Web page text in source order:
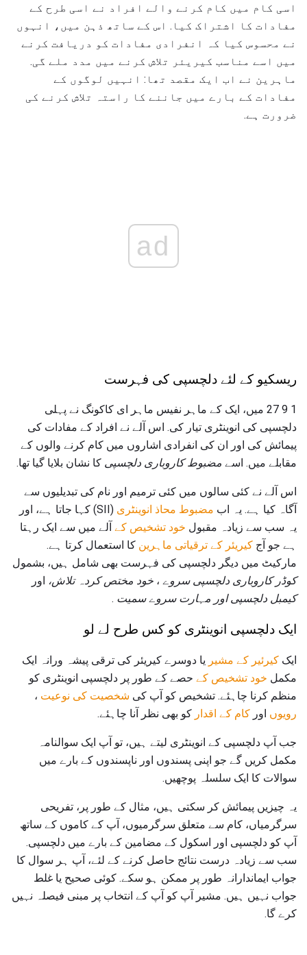
اسی کام میں کام کرنے والے افراد نے اسی طرح کے
مفادات کا اشتراک کیا. اس کے ساتھ ذہن میں، انہوں
نے محسوس کیا کہ انفرادی مفادات کو دریافت کرنے
میں اسے مناسب کیریئر تلاش کرنے میں مدد ملے گی.
ماہرین نے اب ایک مقصد تھا: انہیں لوگوں کے
مفادات کے بارے میں جاننے کا راستہ تلاش کرنے کی
ضرورت ہے.
ad
ریسکیو کے لئے دلچسپی کی فہرست
1 9 27 میں، ایک کے ماہر نفیس ماہر ای کاکونگ نے پہلی
دلچسپی کی انوینٹری تیار کی. اس آلے نے افراد کے مفادات کی
پیمائش کی اور ان کی انفرادی اشاروں میں کام کرنے والوں کے
مقابلے میں. اسے مضبوط کاروباری دلچسپی کا نشان بلایا گیا تھا.
اس آلے نے کئی سالوں میں کئی ترمیم اور نام کی تبدیلیوں سے
آگاہ کیا ہے. یہ اب مضبوط محاذ انوینٹری
(SII) کہا جاتا ہے، اور
یہ سب سے زیادہ مقبول خود تشخیص کے آلے میں سے ایک رہتا
ہے جو آج کیریئر کے ترقیاتی ماہرین کا استعمال کرتا ہے.
مارکیٹ میں دیگر دلچسپی کی فہرست بھی شامل ہیں، بشمول
کوڈر کاروباری دلچسپی سروے ، خود مختص کردہ تلاش، اور
کیمبل دلچسپی اور مہارت سروے سمیت .
ایک دلچسپی انوینٹری کو کس طرح لے لو
ایک کیرئیر کے مشیر یا دوسرے کیریئر کی ترقی پیشہ ورانہ ایک
مکمل خود تشخیص کے حصے کے طور پر دلچسپی انوینٹری کو
منظم کرنا چاہئے. تشخیص کو آپ کی شخصیت کی نوعیت ،
رویوں اور کام کے اقدار کو بھی نظر آنا چاہئے.
جب آپ دلچسپی کے انوینٹری لیتے ہیں، تو آپ ایک سوالنامہ
مکمل کریں گے جو اپنی پسندوں اور ناپسندوں کے بارے میں
سوالات کا ایک سلسلہ پوچھیں.
یہ چیزیں پیمائش کر سکتی ہیں، مثال کے طور پر، تفریحی
سرگرمیاں، کام سے متعلق سرگرمیوں، آپ کے کاموں کے ساتھ
آپ کو دلچسپی اور اسکول کے مضامین کے بارے میں دلچسپی.
سب سے زیادہ درست نتائج حاصل کرنے کے لئے، آپ ہر سوال کا
جواب ایماندارانہ طور پر ممکن ہو سکے. کوئی صحیح یا غلط
جواب نہیں ہیں. مشیر آپ کو آپ کے انتخاب پر مبنی فیصلہ نہیں
کرے گا.